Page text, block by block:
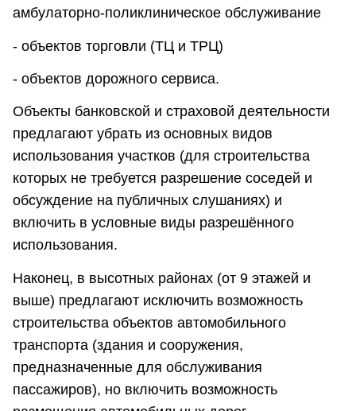
амбулаторно-поликлиническое обслуживание
- объектов торговли (ТЦ и ТРЦ)
- объектов дорожного сервиса.
Объекты банковской и страховой деятельности
предлагают убрать из основных видов
использования участков (для строительства
которых не требуется разрешение соседей и
обсуждение на публичных слушаниях) и
включить в условные виды разрешённого
использования.
Наконец, в высотных районах (от 9 этажей и
выше) предлагают исключить возможность
строительства объектов автомобильного
транспорта (здания и сооружения,
предназначенные для обслуживания
пассажиров), но включить возможность